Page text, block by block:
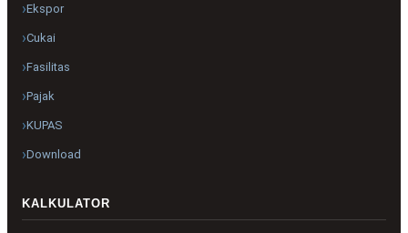
Ekspor
Cukai
Fasilitas
Pajak
KUPAS
Download
KALKULATOR